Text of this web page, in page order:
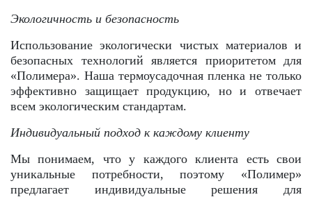
Экологичность и безопасность
Использование экологически чистых материалов и
безопасных технологий является приоритетом для
«Полимера». Наша термоусадочная пленка не только
эффективно защищает продукцию, но и отвечает
всем экологическим стандартам.
Индивидуальный подход к каждому клиенту
Мы понимаем, что у каждого клиента есть свои
уникальные потребности, поэтому «Полимер»
предлагает индивидуальные решения для